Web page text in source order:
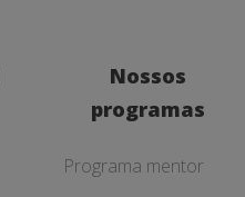
Nossos
programas
Programa mentor